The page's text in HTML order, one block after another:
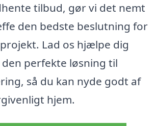
tilbud, gør vi det nemt
den bedste beslutning for
Lad os hjælpe dig
perfekte løsning til
så du kan nyde godt af
hjem.